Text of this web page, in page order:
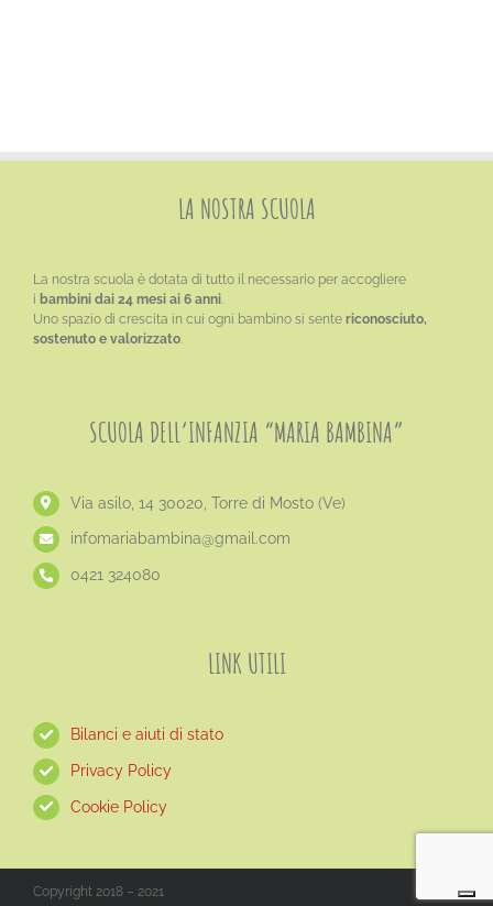
LA NOSTRA SCUOLA
La nostra scuola è dotata di tutto il necessario per accogliere
i bambini dai 24 mesi ai 6 anni.
Uno spazio di crescita in cui ogni bambino si sente riconosciuto,
sostenuto e valorizzato.
SCUOLA DELL’INFANZIA “MARIA BAMBINA”
Via asilo, 14 30020, Torre di Mosto (Ve)
​infomariabambina@gmail.com
0421 324080
LINK UTILI
Bilanci e aiuti di stato
Privacy Policy
Cookie Policy
Copyright 2018 – 2021